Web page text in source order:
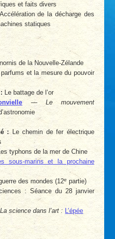
et faits divers
de la décharge des
statiques
de la Nouvelle-Zélande
et la mesure du pouvoir
Le battage de l’or
— Le mouvement
:Le chemin de fer électrique
typhons de la mer de Chine
sous-marins et la prochaine
des mondes (12e partie)
: Séance du 28 janvier
La science dans l’art : L’épée